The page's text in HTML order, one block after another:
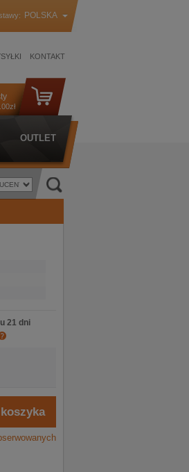
POLSKA
KONTAKT
OUTLET
21 dni